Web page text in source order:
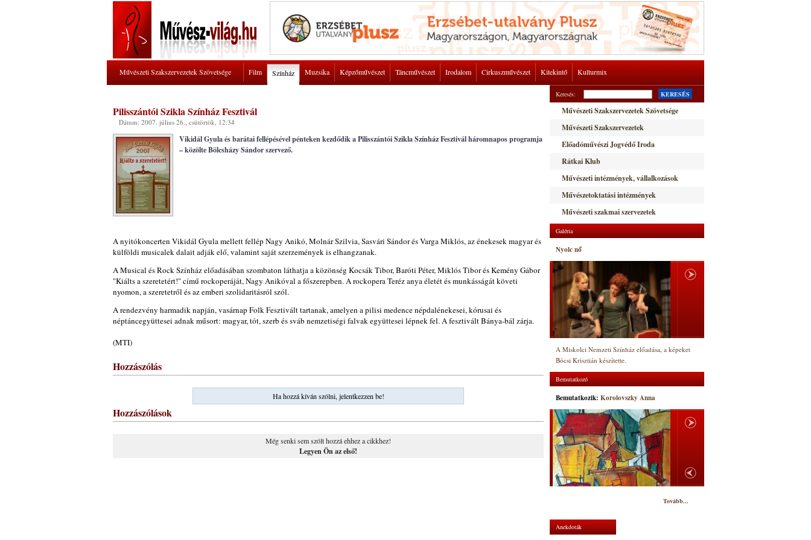
Művészeti Szakszervezetek Szövetsége Film Színház Muzsika Képzőművészet Táncművészet Irodalom Cirkuszművészet Kitekintő Kulturmix
Pilisszántói Szikla Színház Fesztivál
Dátum: 2007. július 26., csütörtök, 12:34
Vikidál Gyula és barátai fellépésével pénteken kezdődik a Pilisszántói Szikla Színház Fesztivál háromnapos programja
– közölte Bölcsházy Sándor szervező.
A nyitókoncerten Vikidál Gyula mellett fellép Nagy Anikó, Molnár Szilvia, Sasvári Sándor és Varga Miklós, az énekesek magyar és
külföldi musicalek dalait adják elő, valamint saját szerzemények is elhangzanak.
A Musical és Rock Színház előadásában szombaton láthatja a közönség Kocsák Tibor, Baróti Péter, Miklós Tibor és Kemény Gábor
"Kiálts a szeretetért!" című rockoperáját, Nagy Anikóval a főszerepben. A rockopera Teréz anya életét és munkásságát követi
nyomon, a szeretetről és az emberi szolidaritásról szól.
A rendezvény harmadik napján, vasárnap Folk Fesztivált tartanak, amelyen a pilisi medence népdalénekesei, kórusai és
néptáncegyüttesei adnak műsort: magyar, tót, szerb és sváb nemzetiségi falvak együttesei lépnek fel. A fesztivált Bánya-bál zárja.
(MTI)
Hozzászólás
Ha hozzá kíván szólni, jelentkezzen be!
Hozzászólások
Még senki sem szólt hozzá ehhez a cikkhez!
Legyen Ön az első!
Keresés: KERESÉS
Művészeti Szakszervezetek Szövetsége
Művészeti Szakszervezetek
Előadóművészi Jogvédő Iroda
Rátkai Klub
Művészeti intézmények, vállalkozások
Művészetoktatási intézmények
Művészeti szakmai szervezetek
Galéria
Nyolc nő
A Miskolci Nemzeti Színház előadása, a képeket
Bócsi Krisztián készítette.
Bemutatkozó
Bemutatkozik: Korolovszky Anna
Tovább...
Anekdoták